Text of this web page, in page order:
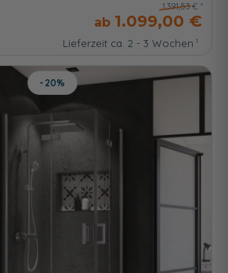
1.391,53 €
1.099,00 €
Lieferzeit ca. 2 - 3 Wochen
-20%